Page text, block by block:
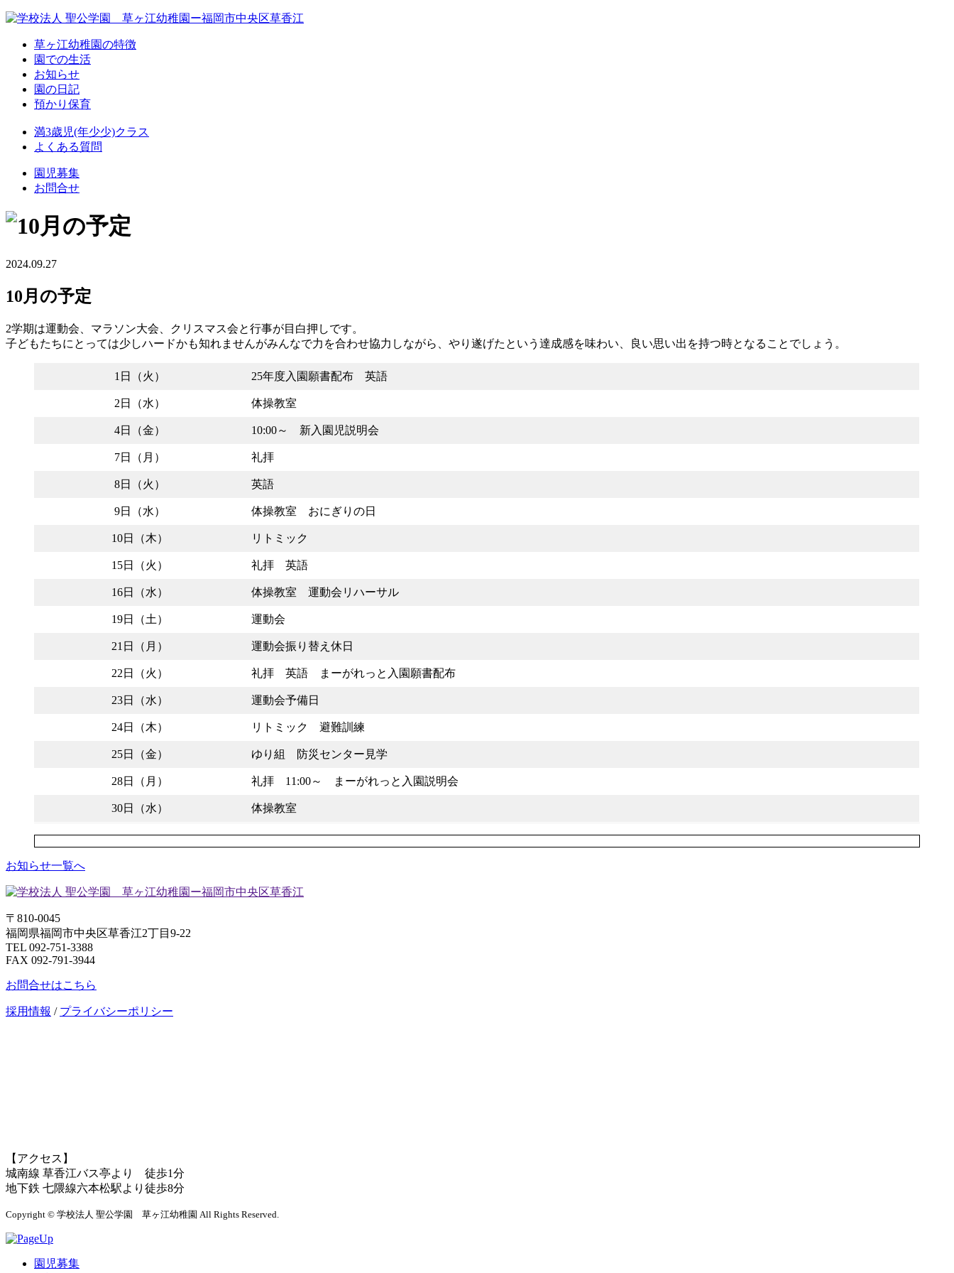
草ヶ江幼稚園の特徴
園での生活
お知らせ
園の日記
預かり保育
満3歳児(年少少)クラス
よくある質問
園児募集
お問合せ
2024.09.27
10月の予定
2学期は運動会、マラソン大会、クリスマス会と行事が目白押しです。
子どもたちにとっては少しハードかも知れませんがみんなで力を合わせ協力しながら、やり遂げたという達成感を味わい、良い思い出を持つ時となることでしょう。
1日（火） 25年度入園願書配布 英語
2日（水） 体操教室
4日（金） 10:00～ 新入園児説明会
7日（月） 礼拝
8日（火） 英語
9日（水） 体操教室 おにぎりの日
10日（木） リトミック
15日（火） 礼拝 英語
16日（水） 体操教室 運動会リハーサル
19日（土） 運動会
21日（月） 運動会振り替え休日
22日（火） 礼拝 英語 まーがれっと入園願書配布
23日（水） 運動会予備日
24日（木） リトミック 避難訓練
25日（金） ゆり組 防災センター見学
28日（月） 礼拝 11:00～ まーがれっと入園説明会
30日（水） 体操教室
お知らせ一覧へ
〒810-0045
福岡県福岡市中央区草香江2丁目9-22
TEL 092-751-3388
FAX 092-791-3944
お問合せはこちら
採用情報 / プライバシーポリシー
【アクセス】
城南線 草香江バス亭より 徒歩1分
地下鉄 七隈線六本松駅より徒歩8分
Copyright © 学校法人 聖公学園 草ヶ江幼稚園 All Rights Reserved.
園児募集